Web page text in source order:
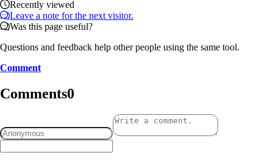
Recently viewed
Leave a note for the next visitor.
Was this page useful?
Questions and feedback help other people using the same tool.
Comment
Comments0